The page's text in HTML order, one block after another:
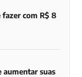
fazer com R$ 8
aumentar suas